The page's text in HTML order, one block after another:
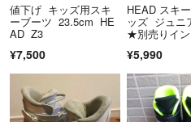
値下げ キッズ用スキ
ーブーツ 23.5cm HE
AD Z3
¥7,500
HEAD スキ
ッズ ジュニ
★別売りイ
¥5,990